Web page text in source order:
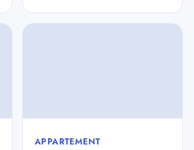
APPARTEMENT